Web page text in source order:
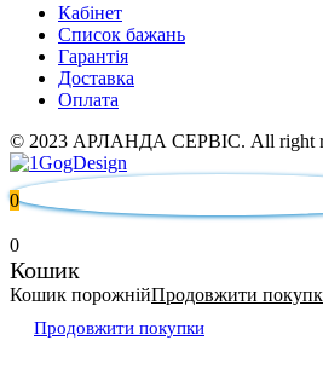
Кабінет
Список бажань
Гарантія
Доставка
Оплата
© 2023 АРЛАНДА СЕРВІС. All right
0
0
Кошик
Кошик порожнійПродовжити
Продовжити покупки